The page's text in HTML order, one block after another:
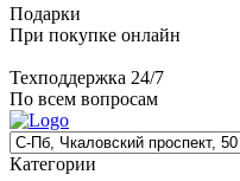
Подарки
При покупке онлайн
Техподдержка 24/7
По всем вопросам
Категории